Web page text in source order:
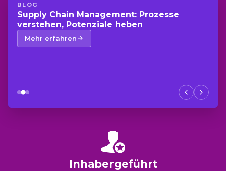
BLOG
Supply Chain Management: Prozesse
verstehen, Potenziale heben
Mehr erfahren
Inhabergeführt